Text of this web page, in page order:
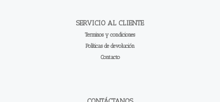
SERVICIO AL CLIENTE
Terminos y condiciones
Políticas de devolución
Contacto